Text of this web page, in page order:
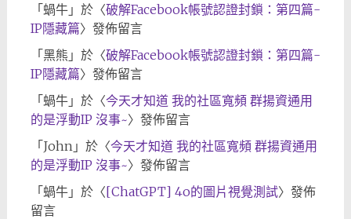
「 蝸牛」於〈破解Facebook帳號認證封鎖：第四篇-
IP隱藏篇〉發佈留言
「 黑熊 」於〈破解Facebook帳號認證封鎖：第四篇-
IP隱藏篇〉發佈留言
「 蝸牛」於〈今天才知道 我的社區寬頻 群揚資通用
的是浮動IP 沒事~〉發佈留言
「 John」於〈今天才知道 我的社區寬頻 群揚資通用
的是浮動IP 沒事~〉發佈留言
「 蝸牛」於〈[ChatGPT] 4o的圖片視覺測試〉發佈
留言